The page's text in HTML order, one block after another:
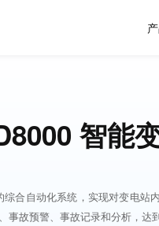
智能
合自动化系统，实现对变电
故预警、事故记录和分析，达